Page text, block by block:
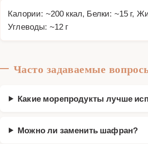
Калории: ~200 ккал, Белки: ~15 г,
Углеводы: ~12 г
Часто задаваемые
Какие морепродукты лучше
Можно ли заменить шафран?